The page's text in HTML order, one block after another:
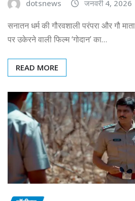
dotsnews जनवरी 4, 2026
सनातन धर्म की गौरवशाली परंपरा और गौ
पर उकेरने वाली फिल्म ‘गोदान’ का…
READ MORE